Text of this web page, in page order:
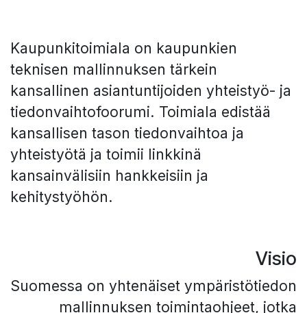
Kaupunkitoimiala on kaupunkien
teknisen mallinnuksen tärkein
kansallinen asiantuntijoiden yhteistyö- ja
tiedonvaihtofoorumi. Toimiala edistää
kansallisen tason tiedonvaihtoa ja
yhteistyötä ja toimii linkkinä
kansainvälisiin hankkeisiin ja
kehitystyöhön.
Visio
Suomessa on yhtenäiset ympäristötiedon
mallinnuksen toimintaohjeet, jotka